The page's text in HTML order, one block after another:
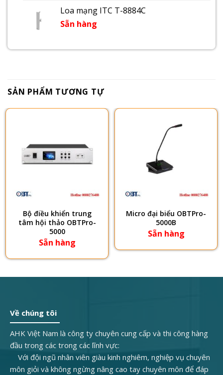
Loa mạng ITC T-8884C
Sẵn hàng
SẢN PHẨM TƯƠNG TỰ
Bộ điều khiển trung
tâm hội thảo OBTPro-
5000
Sẵn hàng
Micro đại biểu OBTPro-
5000B
Sẵn hàng
Về chúng tôi
AHK Việt Nam là công ty chuyên cung cấp và thi công hàng
đầu trong các trong các lĩnh vực:
Với đội ngũ nhân viên giàu kinh nghiêm, nghiệp vụ chuyên
môn giỏi và không ngừng nâng cao tay chuyên môn để đáp